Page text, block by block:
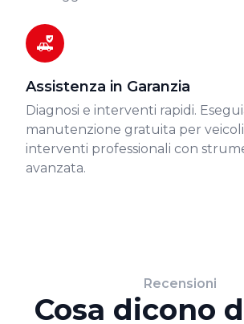
Assistenza in Garanzia
Diagnosi e interventi rapidi.
manutenzione gratuita per veicoli
interventi professionali con
avanzata.
Recensioni
Cosa dicono